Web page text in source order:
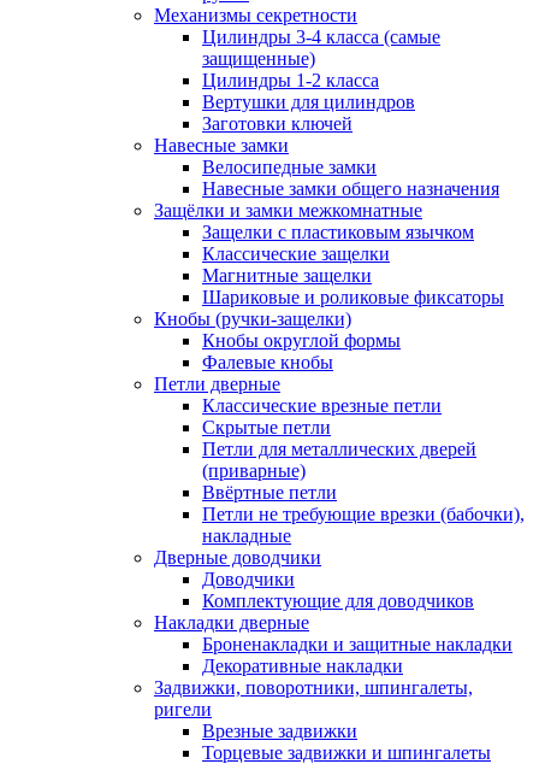
Механизмы секретности
Цилиндры 3-4 класса (самые
защищенные)
Цилиндры 1-2 класса
Вертушки для цилиндров
Заготовки ключей
Навесные замки
Велосипедные замки
Навесные замки общего назначения
Защёлки и замки межкомнатные
Защелки с пластиковым язычком
Классические защелки
Магнитные защелки
Шариковые и роликовые фиксаторы
Кнобы (ручки-защелки)
Кнобы округлой формы
Фалевые кнобы
Петли дверные
Классические врезные петли
Скрытые петли
Петли для металлических дверей
(приварные)
Ввёртные петли
Петли не требующие врезки (бабочки),
накладные
Дверные доводчики
Доводчики
Комплектующие для доводчиков
Накладки дверные
Броненакладки и защитные накладки
Декоративные накладки
Задвижки, поворотники, шпингалеты,
ригели
Врезные задвижки
Торцевые задвижки и шпингалеты